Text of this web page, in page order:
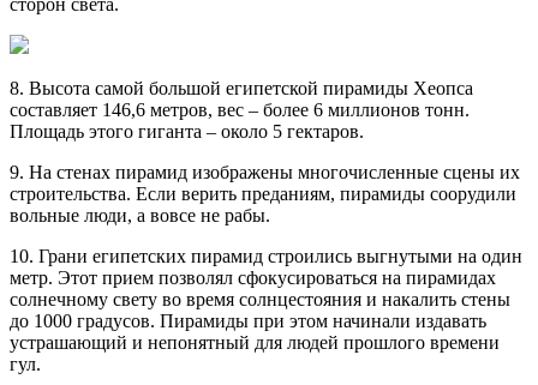
8. Высота самой большой египетской пирамиды Хеопса
составляет 146,6 метров, вес – более 6 миллионов тонн.
Площадь этого гиганта – около 5 гектаров.
9. На стенах пирамид изображены многочисленные сцены их
строительства. Если верить преданиям, пирамиды соорудили
вольные люди, а вовсе не рабы.
10. Грани египетских пирамид строились выгнутыми на один
метр. Этот прием позволял сфокусироваться на пирамидах
солнечному свету во время солнцестояния и накалить стены
до 1000 градусов. Пирамиды при этом начинали издавать
устрашающий и непонятный для людей прошлого времени
гул.